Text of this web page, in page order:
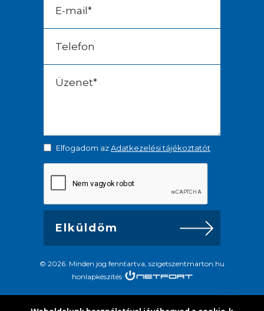
Elfogadom azAdatkezelési tájékoztatót
© 2026. Minden jog fenntartva, szigetszentmarton.hu
honlapkészítés